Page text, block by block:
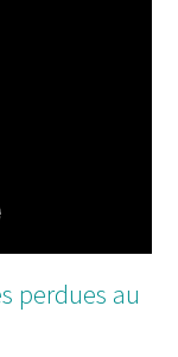
perdues au